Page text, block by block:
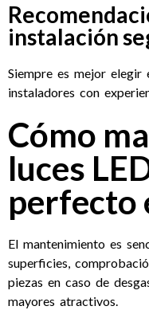
instalación
Siempre es mejor
instaladores con
Cómo
luces
perfecto
El mantenimiento es
superficies,
piezas en caso de
mayores atractivos.